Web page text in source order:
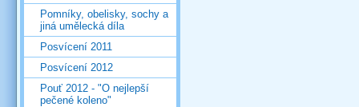
Pomníky, obelisky, sochy a
jiná umělecká díla
Posvícení 2011
Posvícení 2012
Pouť 2012 - "O nejlepší
pečené koleno"